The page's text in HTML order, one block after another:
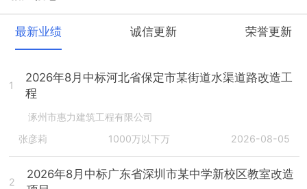
最新业绩 诚信更新 荣誉更新
1
2026年8月中标河北省保定市某街道水渠道路改造工
程
涿州市惠力建筑工程有限公司
张彦莉
1000万以下万 2026-08-05
2
2026年8月中标广东省深圳市某中学新校区教室改造